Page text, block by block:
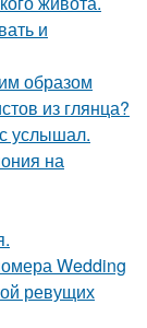
и
образом
из глянца?
услышал.
на
Wedding
ревущих